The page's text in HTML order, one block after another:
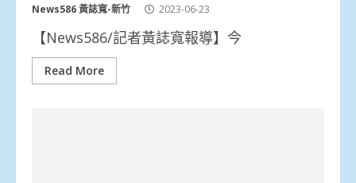
News586 黃誌寬-新竹 2023-06-23
【News586/記者黃誌寬報導】今
Read More